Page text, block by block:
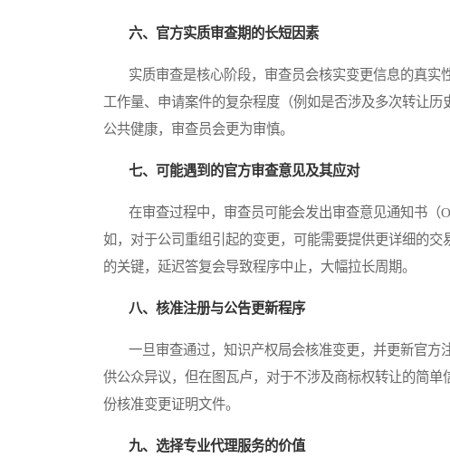
六、官方实质审查期的长短因素
实质审查是核心阶段，审查员会核实变更信息的真实
工作量、申请案件的复杂程度（例如是否涉及多次转让
公共健康，审查员会更为审慎。
七、可能遇到的官方审查意见及其应对
在审查过程中，审查员可能会发出审查意见通知书（
如，对于公司重组引起的变更，可能需要提供更详细的
的关键，延迟答复会导致程序中止，大幅拉长周期。
八、核准注册与公告更新程序
一旦审查通过，知识产权局会核准变更，并更新官方
供公众异议，但在图瓦卢，对于不涉及商标权转让的简
份核准变更证明文件。
九、选择专业代理服务的价值